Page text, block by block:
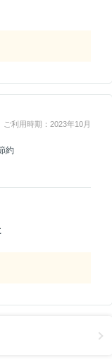
ご利用時期：2023年10月
約